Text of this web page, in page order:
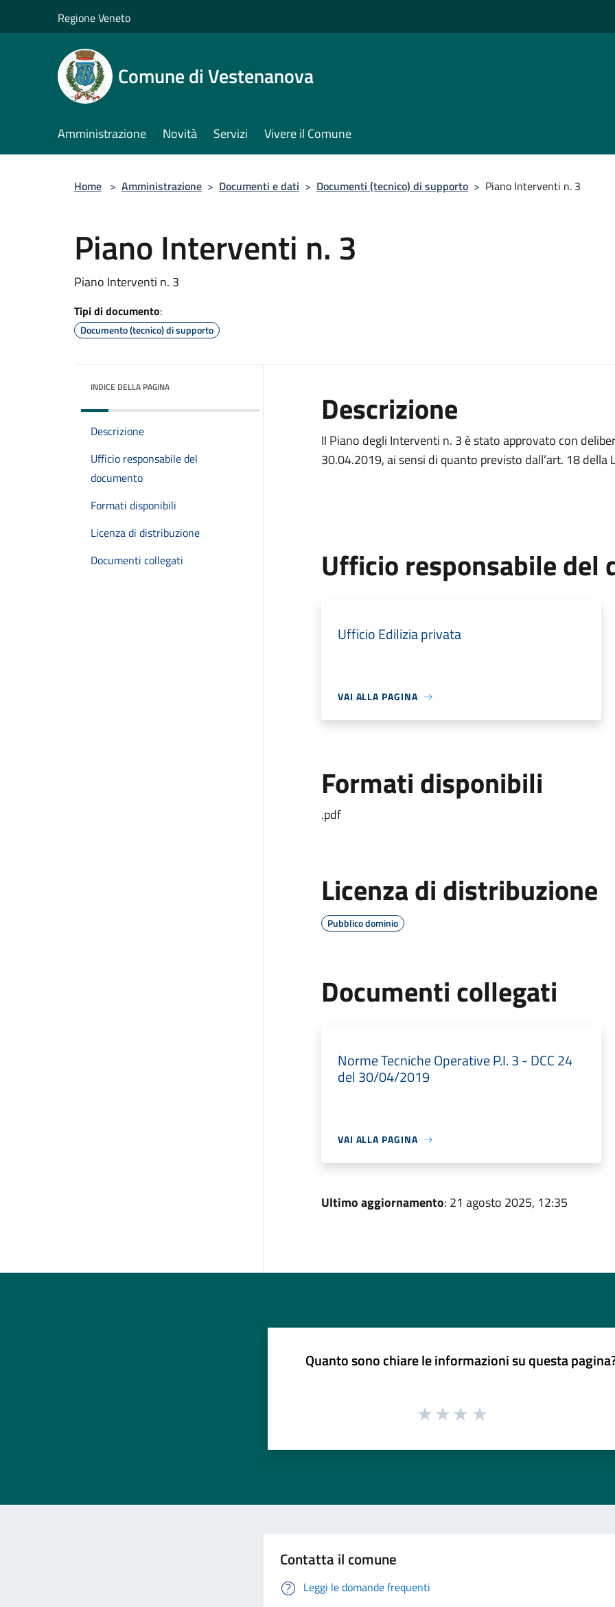
Regione Veneto
Comune di Vestenanova
Amministrazione Novità Servizi Vivere il Comune
Home > Amministrazione > Documenti e dati > Documenti (tecnico) di supporto > Piano Interventi n. 3
Piano Interventi n. 3
Piano Interventi n. 3
Tipi di documento:
Documento (tecnico) di supporto
INDICE DELLA PAGINA
Descrizione
Ufficio responsabile del
documento
Formati disponibili
Licenza di distribuzione
Documenti collegati
Descrizione
Il Piano degli Interventi n. 3 è stato approvato con
30.04.2019, ai sensi di quanto previsto dall’art. 18 della
Ufficio responsabile del
Ufficio Edilizia privata
VAI ALLA PAGINA
Formati disponibili
.pdf
Licenza di distribuzione
Pubblico dominio
Documenti collegati
Norme Tecniche Operative P.I. 3 - DCC 24
del 30/04/2019
VAI ALLA PAGINA
Ultimo aggiornamento: 21 agosto 2025, 12:35
Quanto sono chiare le informazioni su questa
Contatta il comune
Leggi le domande frequenti